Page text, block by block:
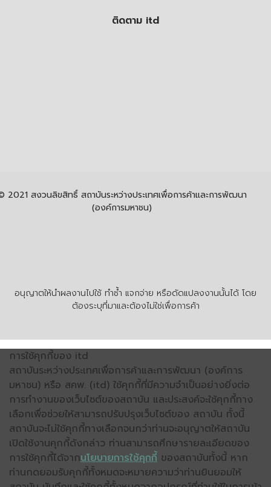
ติดตาม itd
อนุญาตให้นำผลงานไปใช้ ทำซ้ำ แจกจ่าย หรือดัดแปลงงานนั้นได้ โดย
ต้องระบุที่มาและต้องไม่ใช่เพื่อการค้า
2021 สงวนลิขสิทธิ์ สถาบันระหว่างประเทศเพื่อการค้าและการพัฒนา
(องค์การมหาชน)
การใช้คุกกี้ของ itd
สถาบันระหว่างประเทศเพื่อการค้าและการพัฒนา (องค์การ
มหาชน) หรือ สคพ. (itd) ใช้คุกกี้ที่มีความจำเป็นอย่างยิ่งต่อ
การทำงานของเว็บไซต์ของสถาบัน และประสงค์จะใช้คุกกี้ทาง
เลือกเพื่อช่วยให้สามารถปรับปรุงเว็บไซต์ของ สถาบัน ทั้งนี้
สถาบันจะไม่ใช้คุกกี้ทางเลือกจนกว่าท่านจะอนุญาตให้สถาบัน
เปิดใช้งานคุกกี้ดังกล่าว ท่านสามารถศึกษารายละเอียดของ
การใช้คุกกี้ได้จากนโยบายการใช้คุกกี้ ของสถาบันทั้งนี้ หาก
ท่านกดยอมรับคุกกี้ทั้งหมดจะหมายความว่าท่านยินยอมให้